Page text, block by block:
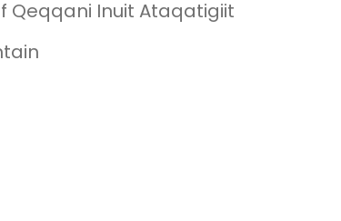
Qeqqani Inuit Ataqatigiit